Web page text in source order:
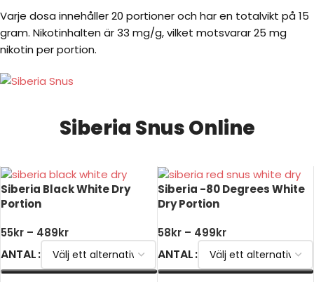
Varje dosa innehåller 20 portioner och har en totalvikt på 15
gram. Nikotinhalten är 33 mg/g, vilket motsvarar 25 mg
nikotin per portion.
Siberia Snus Online
Siberia Black White Dry
Portion
55kr – 489kr
ANTAL
Siberia -80 Degrees White
Dry Portion
58kr – 499kr
ANTAL